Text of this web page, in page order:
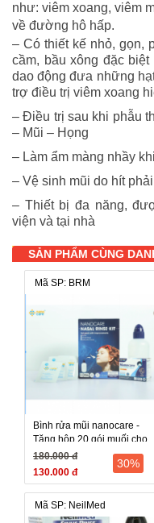
như: viêm xoang, viêm
về đường hô hấp.
– Có thiết kế nhỏ, gọn,
cầm, bầu xông đặc
dao động đưa những
trợ điều trị viêm xoang
– Điều trị sau khi phẫu
– Mũi – Họng
– Làm ẩm màng nhầy
– Vệ sinh mũi do hít
– Thiết bị đa năng,
viện và tại nhà
SẢN PHẨM CÙNG
Mã SP: BRM
Bình rửa mũi nanocare -
Tặng hộp 20 gói muối cho
người viêm xoang, viêm mũi
dị ứng
180.000 đ
130.000 đ
30%
Mã SP: NeilMed